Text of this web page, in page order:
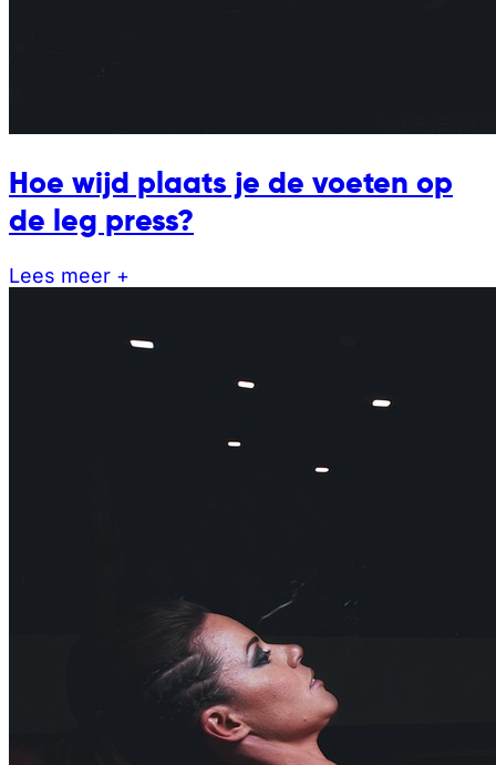
Hoe wijd plaats je de voeten op
de leg press?
Lees meer +